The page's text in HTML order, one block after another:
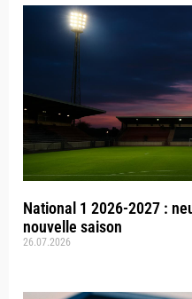
National 1 2026-2027 :
nouvelle saison
26.07.2026